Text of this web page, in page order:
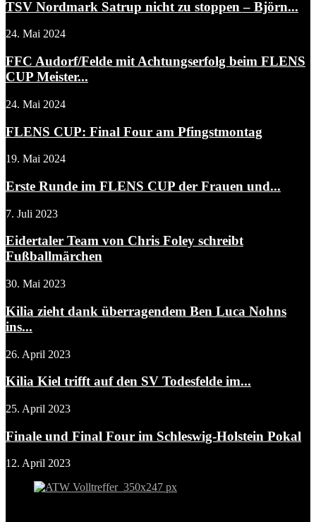
TSV Nordmark Satrup nicht zu stoppen – Björn...
24. Mai 2024
FFC Audorf/Felde mit Achtungserfolg beim FLENS
CUP Meister...
24. Mai 2024
FLENS CUP: Final Four am Pfingstmontag
19. Mai 2024
Erste Runde im FLENS CUP der Frauen und...
7. Juli 2023
Eidertaler Team von Chris Foley schreibt
Fußballmärchen
30. Mai 2023
Kilia zieht dank überragendem Ben Luca Nohns
ins...
26. April 2023
Kilia Kiel trifft auf den SV Todesfelde im...
25. April 2023
Finale und Final Four im Schleswig-Holstein Pokal
12. April 2023